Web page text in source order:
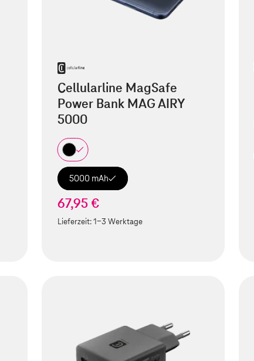
Cellularline MagSafe
Power Bank MAG AIRY
5000
5000 mAh
67,95 €
Lieferzeit:1-3 Werktage